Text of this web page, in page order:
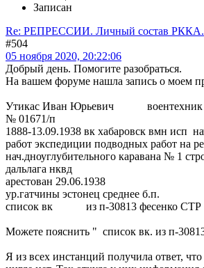
Записан
Re: РЕПРЕССИИ. Личный состав РККА.
#504
05 ноября 2020, 20:22:06
Добрый день. Помогите разобраться.
На вашем форуме нашла запись о моем
Утикас Иван Юрьевич воентехник 1
№ 01671/п
1888-13.09.1938 вк хабаровск вмн исп
работ экспедиции подводных работ на
нач.дноуглубительного каравана № 1
дальлага нквд
арестован 29.06.1938
ур.гатчины эстонец среднее б.п.
список вк из п-30813 фесенко СТР
Можете пояснить " список вк. из п-
Я из всех инстанций получила ответ,